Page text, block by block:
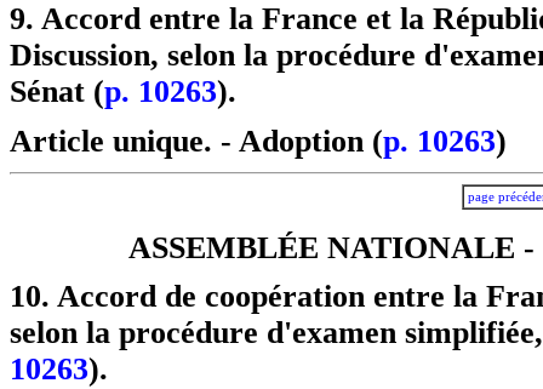
9. Accord entre la France et la
Discussion, selon la procédure
Sénat (p. 10263).
Article unique. - Adoption (p. 10263)
page
ASSEMBLÉE NATIONALE -
10. Accord de coopération entre la
selon la procédure d'examen
10263).